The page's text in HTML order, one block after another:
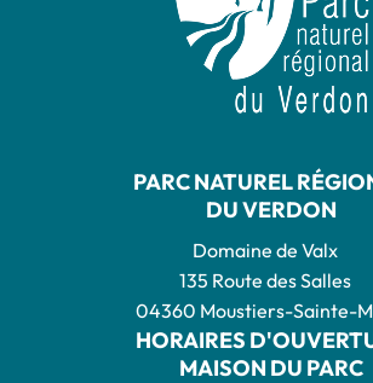
PARC NATUREL
DU VERDON
Domaine de Valx
135 Route des Salles
04360 Moustiers-Sainte-
HORAIRES
MAISON DU PARC